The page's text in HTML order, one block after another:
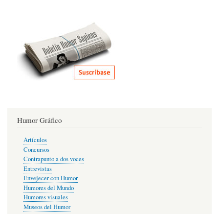
Humor Gráfico
Artículos
Concursos
Contrapunto a dos voces
Entrevistas
Envejecer con Humor
Humores del Mundo
Humores visuales
Museos del Humor